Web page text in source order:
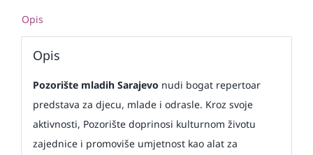
Opis
Opis
Pozorište mladih Sarajevo nudi bogat repertoar
predstava za djecu, mlade i odrasle. Kroz svoje
aktivnosti, Pozorište doprinosi kulturnom životu
zajednice i promoviše umjetnost kao alat za